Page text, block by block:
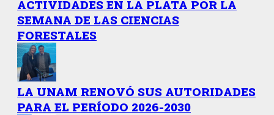
ACTIVIDADES EN LA PLATA POR LA
SEMANA DE LAS CIENCIAS
FORESTALES
LA UNAM RENOVÓ SUS AUTORIDADES
PARA EL PERÍODO 2026-2030